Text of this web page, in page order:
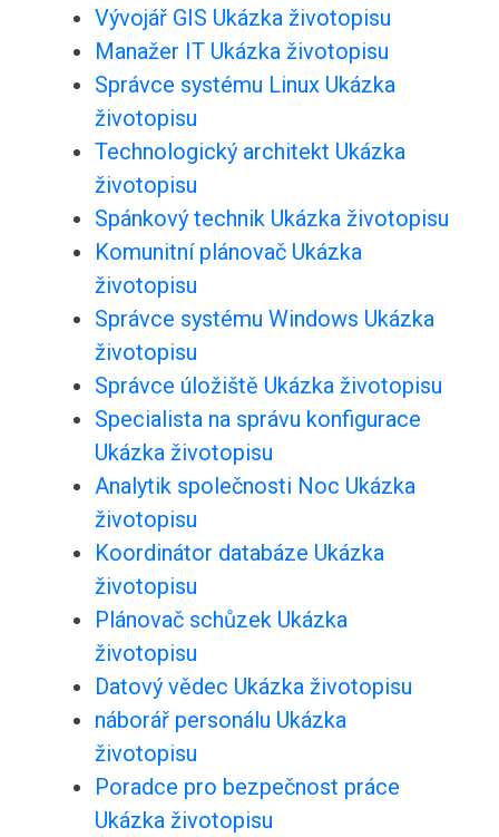
Vývojář GIS Ukázka životopisu
Manažer IT Ukázka životopisu
Správce systému Linux Ukázka
životopisu
Technologický architekt Ukázka
životopisu
Spánkový technik Ukázka životopisu
Komunitní plánovač Ukázka
životopisu
Správce systému Windows Ukázka
životopisu
Správce úložiště Ukázka životopisu
Specialista na správu konfigurace
Ukázka životopisu
Analytik společnosti Noc Ukázka
životopisu
Koordinátor databáze Ukázka
životopisu
Plánovač schůzek Ukázka
životopisu
Datový vědec Ukázka životopisu
náborář personálu Ukázka
životopisu
Poradce pro bezpečnost práce
Ukázka životopisu